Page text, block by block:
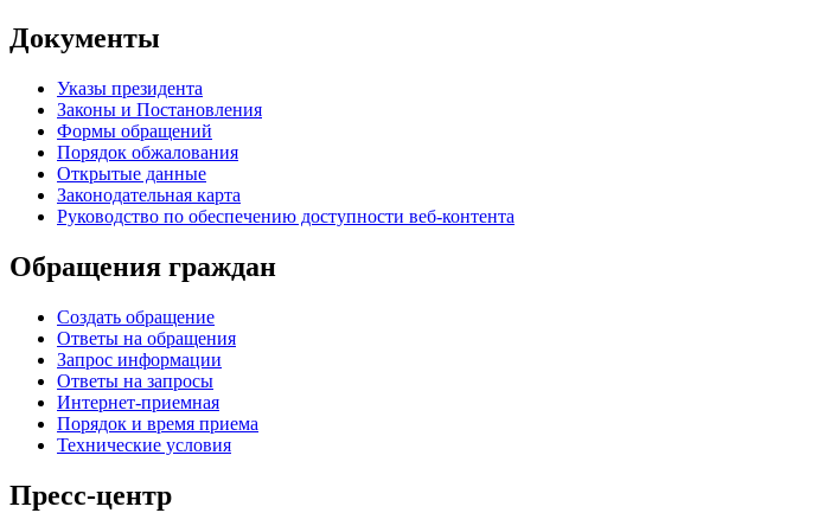
Документы
Указы президента
Законы и Постановления
Формы обращений
Порядок обжалования
Открытые данные
Законодательная карта
Руководство по обеспечению доступности веб-контента
Обращения граждан
Создать обращение
Ответы на обращения
Запрос информации
Ответы на запросы
Интернет-приемная
Порядок и время приема
Технические условия
Пресс-центр